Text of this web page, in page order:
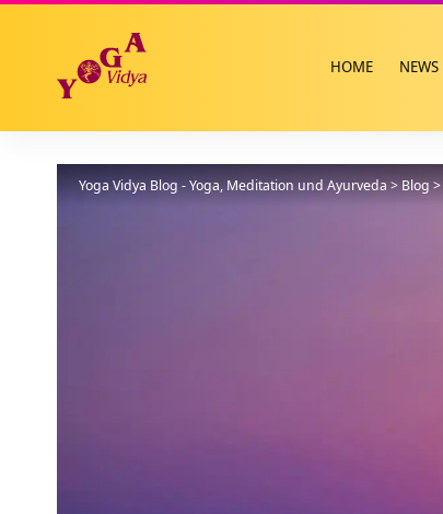
HOME NEWS
Yoga Vidya Blog - Yoga, Meditation und Ayurveda>Blog>